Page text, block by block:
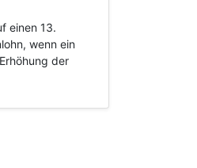
einen 13.
wenn ein
der